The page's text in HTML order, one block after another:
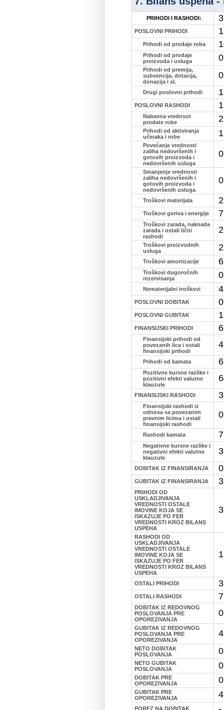
PRIHODI I RASHODI:
POSLOVNI PRIHODI
Prihodi od prodaje roba
Prihodi od prodaje
proizvoda i usluga
0
Prihodi od premija,
subvencija, dotacija,
donacija i sl.
0
Drugi poslovni prihodi
POSLOVNI RASHODI
Nabavna vrednsot
prodate robe
Prihodi od aktiviranja
učinaka i robe
Povećanje vrednosti
zaliha nedovršenih i
gotovih proizvoda i
nedovršenih usluga
0
Smanjenje vrednosti
zaliha nedovršenih i
gotovih proizvoda i
nedovršenih usluga
0
Troškovi materijala
Troškovi goriva i energije
Troškovi zarada, naknada
zarada i ostali lični
rashodi
Troškovi proizvodnih
usluga
Troškovi amortizacije
Troškovi dugoročnih
rezervisanja
0
Nematerijalni troškovi
POSLOVNI DOBITAK 0
POSLOVNI GUBITAK
FINANSIJSKI PRIHODI
Finansijski prihodi od
povezanih lica i ostali
finansijski prihodi
Prihodi od kamata
Pozitivne kursne razlike i
pozitivni efekti valutne
klauzule
FINANSIJSKI RASHODI
Finansijski rashodi iz
odnosa sa povezanim
pravnim licima i ostali
finansijski rashodi
0
Rashodi kamata
Negativne kursne razlike i
negativni efekti valutne
klauzule
DOBITAK IZ FINANSIRANJA 0
GUBITAK IZ FINANSIRANJA
PRIHODI OD
USKLADJIVANJA
VREDNOSTI OSTALE
IMOVINE KOJA SE
ISKAZUJE PO FER
VREDNOSTI KROZ BILANS
USPEHA
RASHODI OD
USKLADJIVANJA
VREDNOSTI OSTALE
IMOVINE KOJA SE
ISKAZUJE PO FER
VREDNOSTI KROZ BILANS
USPEHA
OSTALI PRIHODI
OSTALI RASHODI
DOBITAK IZ REDOVNOG
POSLOVANJA PRE
OPOREZIVANJA
0
GUBITAK IZ REDOVNOG
POSLOVANJA PRE
OPOREZIVANJA
NETO DOBITAK
POSLOVANJA
0
NETO GUBITAK
POSLOVANJA
0
DOBITAK PRE
OPOREZIVANJA
0
GUBITAK PRE
OPOREZIVANJA
POREZ NA DOBITAK